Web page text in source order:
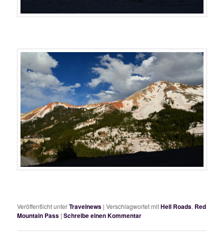
Veröffentlicht unterTravelnews |Verschlagwortet mitHell Roads, Red
Mountain Pass |Schreibe einen Kommentar